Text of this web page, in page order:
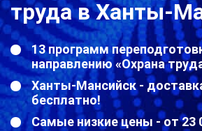
труда в Ханты-
13 программ
направлению «Охрана
Ханты-Мансийск -
бесплатно!
Самые низкие цены - от 23